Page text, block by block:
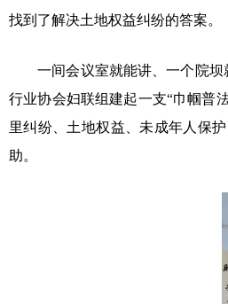
找到了解决土地权益纠纷的答案。
一间会议室就能讲、一个院坝
行业协会妇联组建起一支“巾帼普
里纠纷、土地权益、未成年人保
助。